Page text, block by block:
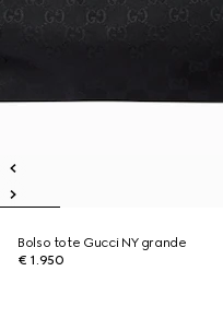
Bolso tote Gucci NY grande
€ 1.950